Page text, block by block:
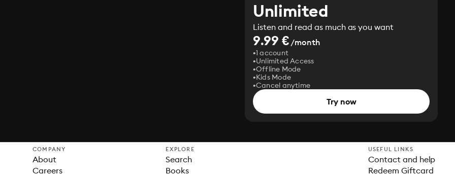
Unlimited
Listen and read as much as you want
9.99 €/month
1 account
Unlimited Access
Offline Mode
Kids Mode
Cancel anytime
Try now
COMPANY
About
Careers
EXPLORE
Search
Books
USEFUL LINKS
Contact and help
Redeem Giftcard